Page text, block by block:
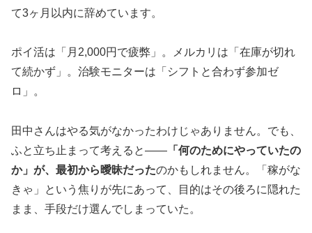
て3ヶ月以内に辞めています。
ポイ活は「月2,000円で疲弊」。メルカリは「在庫が切れ
て続かず」。治験モニターは「シフトと合わず参加ゼ
ロ」。
田中さんはやる気がなかったわけじゃありません。でも、
ふと立ち止まって考えると—— 「何のためにやっていたの
か」が、最初から曖昧だったのかもしれません。「稼がな
きゃ」という焦りが先にあって、目的はその後ろに隠れた
まま、手段だけ選んでしまっていた。